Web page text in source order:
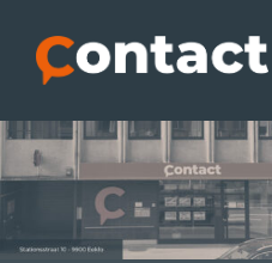
content